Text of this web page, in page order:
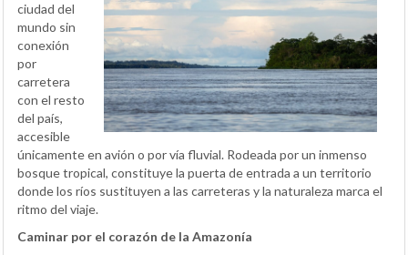
ciudad del
mundo sin
conexión
por
carretera
con el resto
del país,
accesible
únicamente en avión o por vía fluvial. Rodeada por un inmenso
bosque tropical, constituye la puerta de entrada a un territorio
donde los ríos sustituyen a las carreteras y la naturaleza marca el
ritmo del viaje.
Caminar por el corazón de la Amazonía